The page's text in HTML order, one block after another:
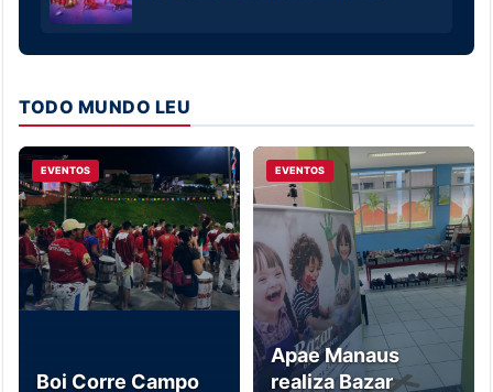
TODO MUNDO LEU
EVENTOS
Boi Corre Campo
EVENTOS
Apae Manaus
realiza Bazar